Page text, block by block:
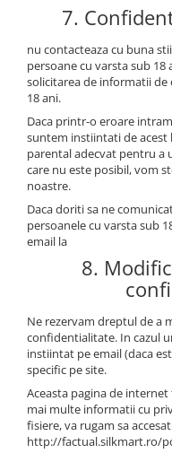
7.
nu contacteaza cu buna
persoane cu varsta sub 18
solicitarea de informatii de
18 ani.
Daca printr-o eroare
suntem instiintati de
parental adecvat pentru a
care nu este posibil, vom
noastre.
Daca doriti sa ne
persoanele cu varsta sub
email la
8.
Ne rezervam dreptul de a
confidentialitate. In cazul
instiintat pe email (daca
specific pe site.
Aceasta pagina de
mai multe informatii cu
fisiere, va rugam sa
http://factual.silkmart.ro/